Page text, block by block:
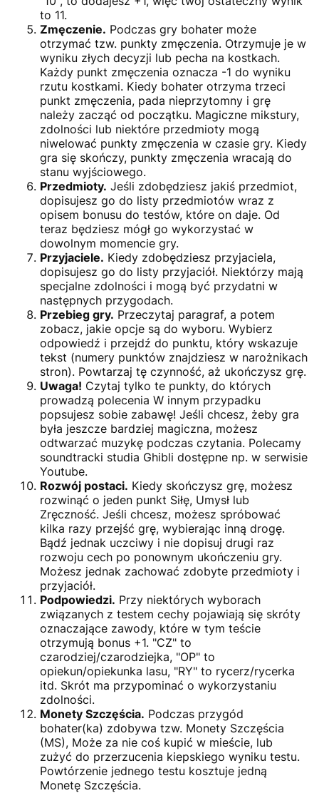
to 11.
Zmęczenie. Podczas gry bohater może
otrzymać tzw. punkty zmęczenia. Otrzymuje je w
wyniku złych decyzji lub pecha na kostkach.
Każdy punkt zmęczenia oznacza -1 do wyniku
rzutu kostkami. Kiedy bohater otrzyma trzeci
punkt zmęczenia, pada nieprzytomny i grę
należy zacząć od początku. Magiczne mikstury,
zdolności lub niektóre przedmioty mogą
niwelować punkty zmęczenia w czasie gry. Kiedy
gra się skończy, punkty zmęczenia wracają do
stanu wyjściowego.
Przedmioty. Jeśli zdobędziesz jakiś przedmiot,
dopisujesz go do listy przedmiotów wraz z
opisem bonusu do testów, które on daje. Od
teraz będziesz mógł go wykorzystać w
dowolnym momencie gry.
Przyjaciele. Kiedy zdobędziesz przyjaciela,
dopisujesz go do listy przyjaciół. Niektórzy mają
specjalne zdolności i mogą być przydatni w
następnych przygodach.
Przebieg gry. Przeczytaj paragraf, a potem
zobacz, jakie opcje są do wyboru. Wybierz
odpowiedź i przejdź do punktu, który wskazuje
tekst (numery punktów znajdziesz w narożnikach
stron). Powtarzaj tę czynność, aż ukończysz grę.
Uwaga! Czytaj tylko te punkty, do których
prowadzą polecenia W innym przypadku
popsujesz sobie zabawę! Jeśli chcesz, żeby gra
była jeszcze bardziej magiczna, możesz
odtwarzać muzykę podczas czytania. Polecamy
soundtracki studia Ghibli dostępne np. w serwisie
Youtube.
Rozwój postaci. Kiedy skończysz grę, możesz
rozwinąć o jeden punkt Siłę, Umysł lub
Zręczność. Jeśli chcesz, możesz spróbować
kilka razy przejść grę, wybierając inną drogę.
Bądź jednak uczciwy i nie dopisuj drugi raz
rozwoju cech po ponownym ukończeniu gry.
Możesz jednak zachować zdobyte przedmioty i
przyjaciół.
Podpowiedzi. Przy niektórych wyborach
związanych z testem cechy pojawiają się skróty
oznaczające zawody, które w tym teście
otrzymują bonus +1. "CZ" to
czarodziej/czarodziejka, "OP" to
opiekun/opiekunka lasu, "RY" to rycerz/rycerka
itd. Skrót ma przypominać o wykorzystaniu
zdolności.
Monety Szczęścia. Podczas przygód
bohater(ka) zdobywa tzw. Monety Szczęścia
(MS), Może za nie coś kupić w mieście, lub
zużyć do przerzucenia kiepskiego wyniku testu.
Powtórzenie jednego testu kosztuje jedną
Monetę Szczęścia.